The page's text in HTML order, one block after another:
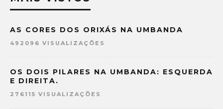
AS CORES DOS ORIXÁS NA UMBANDA
492096 VISUALIZAÇÕES
OS DOIS PILARES NA UMBANDA: ESQUERDA
E DIREITA.
276115 VISUALIZAÇÕES